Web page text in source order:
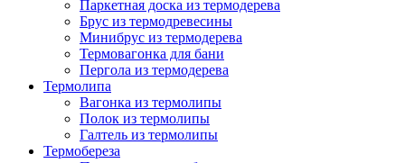
Паркетная доска из термодерева
Брус из термодревесины
Минибрус из термодерева
Термовагонка для бани
Пергола из термодерева
Термолипа
Вагонка из термолипы
Полок из термолипы
Галтель из термолипы
Термобереза